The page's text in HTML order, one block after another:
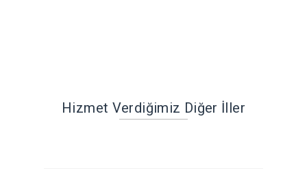
Hizmet Verdiğimiz Diğer İller